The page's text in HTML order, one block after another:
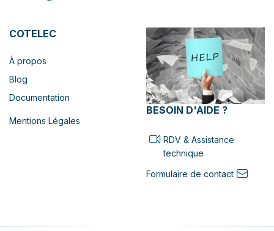
COTELEC
À propos
Blog
Documentation
Mentions Légales
BESOIN D'AIDE ?
RDV & Assistance
technique
Formulaire de contact